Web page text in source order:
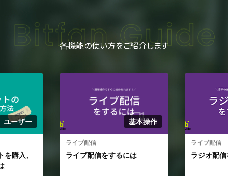
各機能の使い方をご紹介します
ユーザー
購入、
基本操作
ライブ配信
ライブ配信をするには
ライブ配信
ラジオ配